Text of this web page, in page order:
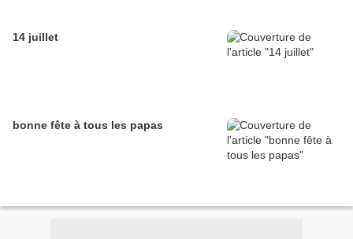
14 juillet
bonne fête à tous les papas